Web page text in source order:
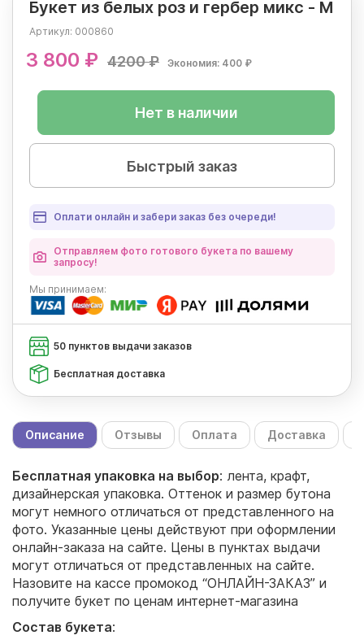
Букет из белых роз и гербер микс - М
Артикул: 000860
3 800 ₽ 4200 ₽ Экономия: 400 ₽
Нет в наличии
Быстрый заказ
Оплати онлайн и забери заказ без очереди!
Отправляем фото готового букета по вашему
запросу!
Мы принимаем:
50 пунктов выдачи заказов
Бесплатная доставка
Описание Отзывы Оплата Доставка
Бесплатная упаковка на выбор: лента, крафт,
дизайнерская упаковка. Оттенок и размер бутона
могут немного отличаться от представленного на
фото. Указанные цены действуют при оформлении
онлайн-заказа на сайте. Цены в пунктах выдачи
могут отличаться от представленных на сайте.
Назовите на кассе промокод “ОНЛАЙН-ЗАКАЗ” и
получите букет по ценам интернет-магазина
Состав букета: